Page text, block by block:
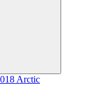
Arctic